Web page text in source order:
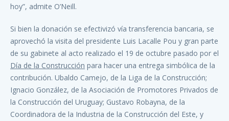
hoy”, admite O’Neill.
Si bien la donación se efectivizó vía transferencia bancaria, se
aprovechó la visita del presidente Luis Lacalle Pou y gran parte
de su gabinete al acto realizado el 19 de octubre pasado por el
Día de la Construcción para hacer una entrega simbólica de la
contribución. Ubaldo Camejo, de la Liga de la Construcción;
Ignacio González, de la Asociación de Promotores Privados de
la Construcción del Uruguay; Gustavo Robayna, de la
Coordinadora de la Industria de la Construcción del Este, y